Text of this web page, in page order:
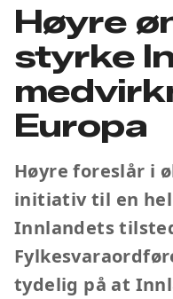
Høyre
styrke
Europa
Høyre foreslår i
initiativ til en
Innlandets
tydelig på at